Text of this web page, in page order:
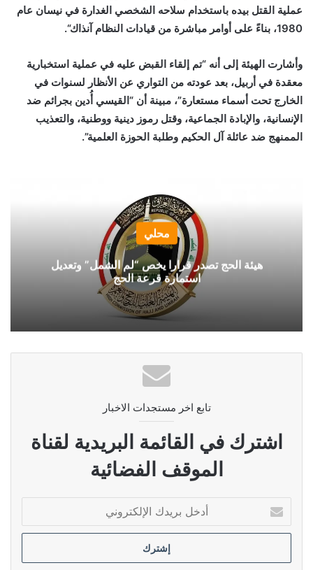
عملية القتل بيده باستخدام سلاحه الشخصي الغدارة في نيسان عام
1980، بناءً على أوامر مباشرة من قيادات النظام آنذاك
“.
وأشارت الهيئة إلى أنه “تم إلقاء القبض عليه في عملية استخبارية
معقدة في أربيل، بعد عودته من التواري عن الأنظار لسنوات في
الخارج تحت أسماء مستعارة”، مبينة أن “القيسي أُدين بجرائم ضد
الإنسانية، والإبادة الجماعية، وقتل رموز دينية ووطنية، والتعذيب
الممنهج ضد عائلة آل الحكيم وطلبة الحوزة العلمية”.
محلي
هيئة الحج تصدر قرارا يخص “لم الشمل” وتعديل
استمارة قرعة الحج
تابع اخر مستجدات الاخبار
اشترك في القائمة البريدية لقناة
الموقف الفضائية
بريدك
الإلكتروني